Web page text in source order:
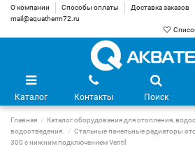
О компании Способы оплаты Доставка заказов
mail@aquatherm72.ru
Каталог Контакты Поиск
Главная
Каталог оборудования для отопления,
водоотведения.
Стальные панельные радиаторы
300 с нижним подключением Ventil